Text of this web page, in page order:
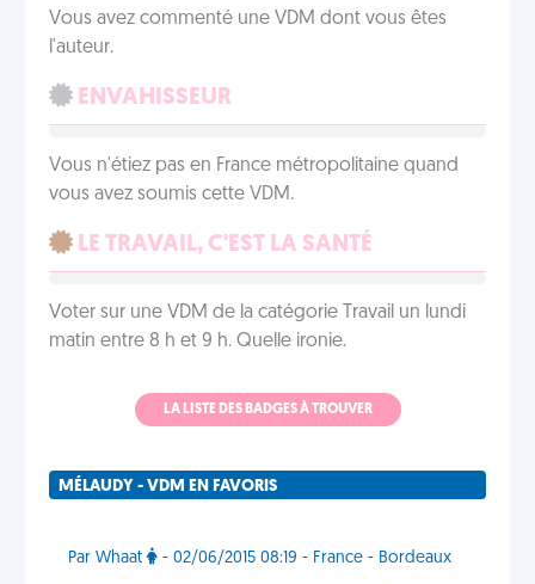
Vous avez commenté une VDM dont vous êtes
l'auteur.
ENVAHISSEUR
Vous n'étiez pas en France métropolitaine quand
vous avez soumis cette VDM.
LE TRAVAIL, C'EST LA SANTÉ
Voter sur une VDM de la catégorie Travail un lundi
matin entre 8 h et 9 h. Quelle ironie.
LA LISTE DES BADGES À TROUVER
MÉLAUDY - VDM EN FAVORIS
Par Whaat - 02/06/2015 08:19 - France - Bordeaux